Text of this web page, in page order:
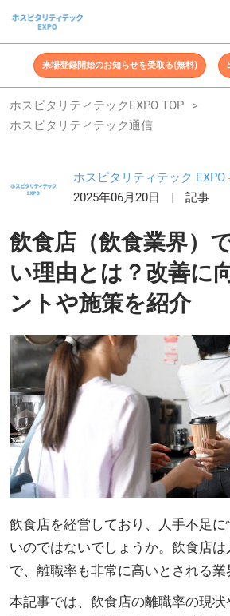
ッ
し
て
進
来場登録開始のお知らせを受取る(無料)
ホスピタリティテックEXPO TOP
ホスピタリティテック通信
ホスピタリティテック EXPO
2025年06月20日
記事
飲食店（飲食業界）
い理由とは？改善に
ントや施策を紹介
飲食店を経営しており、人手不足
いのではないでしょうか。飲食店
で、離職率も非常に高いとされる業
本記事では、飲食店の離職率の現